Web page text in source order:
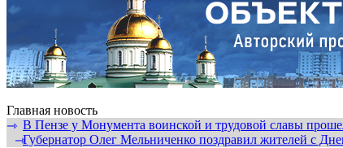
Главная новость
⇾ В Пензе у Монумента воинской и трудовой славы
⇾Губернатор Олег Мельниченко поздравил жителей с